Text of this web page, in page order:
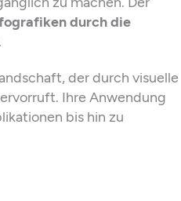
durch die
.
der durch visuelle
Ihre Anwendung
bis hin zu